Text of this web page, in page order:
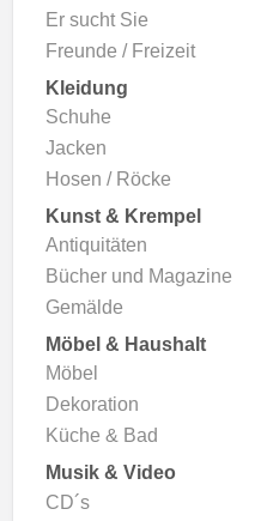
Er sucht Sie
Freunde / Freizeit
Kleidung
Schuhe
Jacken
Hosen / Röcke
Kunst & Krempel
Antiquitäten
Bücher und Magazine
Gemälde
Möbel & Haushalt
Möbel
Dekoration
Küche & Bad
Musik & Video
CD´s